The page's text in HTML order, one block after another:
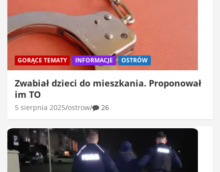
GORĄCE TEMATY INFORMACJE OSTRÓW
Zwabiał dzieci do mieszkania. Proponował
im TO
5 sierpnia 2025 ostrow 26